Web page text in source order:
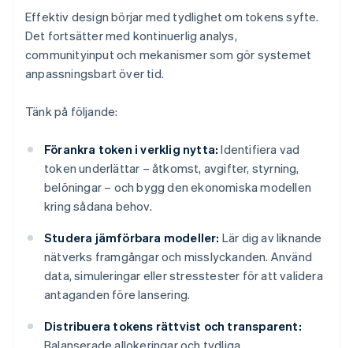
Effektiv design börjar med tydlighet om tokens syfte.
Det fortsätter med kontinuerlig analys,
communityinput och mekanismer som gör systemet
anpassningsbart över tid.
Tänk på följande:
Förankra token i verklig nytta: Identifiera vad
token underlättar – åtkomst, avgifter, styrning,
belöningar – och bygg den ekonomiska modellen
kring sådana behov.
Studera jämförbara modeller: Lär dig av liknande
nätverks framgångar och misslyckanden. Använd
data, simuleringar eller stresstester för att validera
antaganden före lansering.
Distribuera tokens rättvist och transparent: